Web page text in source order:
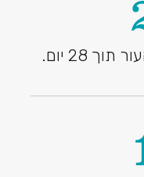
28 יום.